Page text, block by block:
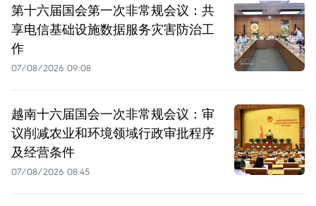
第十六届国会第一次非常规会议：共
享电信基础设施数据服务灾害防治工
作
07/08/2026 09:08
越南十六届国会一次非常规会议：审
议削减农业和环境领域行政审批程序
及经营条件
07/08/2026 08:45